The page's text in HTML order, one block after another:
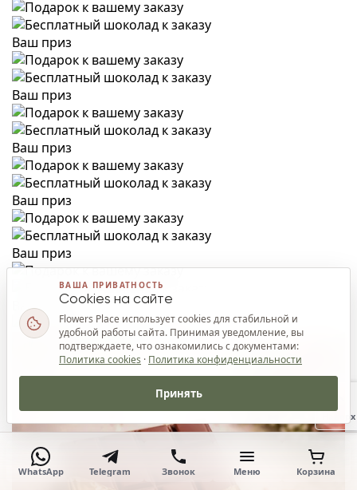
Ваш приз
Ваш приз
Ваш приз
Ваш приз
Ваш приз
Ваш приз
WhatsApp Telegram Звонок Меню Корзина
Наверх
ВАША ПРИВАТНОСТЬ
Cookies на сайте
Flowers Place использует cookies для стабильной и
удобной работы сайта. Принимая уведомление, вы
подтверждаете, что ознакомились с документами:
Политика cookies · Политика конфиденциальности
Принять